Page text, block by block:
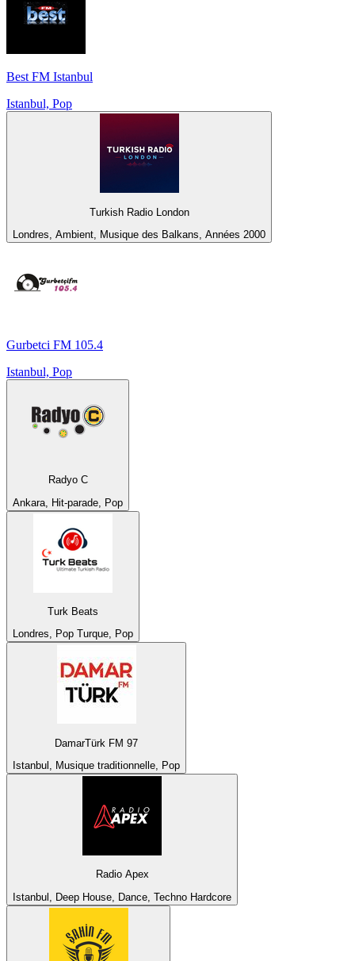
Best FM Istanbul
Istanbul, Pop
Turkish Radio London
Londres, Ambient, Musique des Balkans, Années 2000
Gurbetci FM 105.4
Istanbul, Pop
Radyo C
Ankara, Hit-parade, Pop
Turk Beats
Londres, Pop Turque, Pop
DamarTürk FM 97
Istanbul, Musique traditionnelle, Pop
Radio Apex
Istanbul, Deep House, Dance, Techno Hardcore